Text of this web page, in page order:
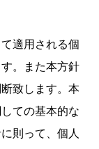
適用される個
。また本方針
致します。本
ての基本的な
則って、個人